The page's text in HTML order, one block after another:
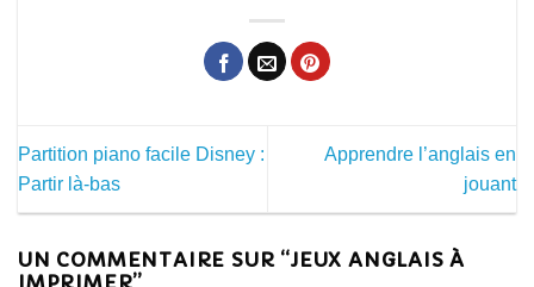
Partition piano facile Disney :
Partir là-bas
Apprendre l’anglais en
jouant
UN COMMENTAIRE SUR “JEUX ANGLAIS À